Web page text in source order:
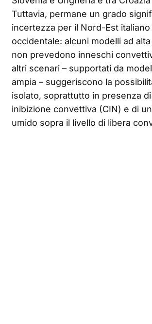
Tuttavia, permane un grado
incertezza per il Nord-Est italiano
occidentale: alcuni modelli ad
non prevedono inneschi
altri scenari – supportati da
ampia – suggeriscono la
isolato, soprattutto in presenza
inibizione convettiva (CIN) e di
umido sopra il livello di libera